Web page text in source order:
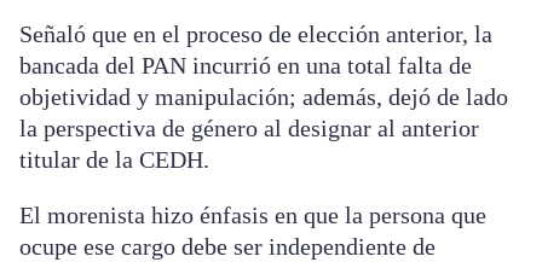
Señaló que en el proceso de elección anterior, la
bancada del PAN incurrió en una total falta de
objetividad y manipulación; además, dejó de lado
la perspectiva de género al designar al anterior
titular de la CEDH.
El morenista hizo énfasis en que la persona que
ocupe ese cargo debe ser independiente de